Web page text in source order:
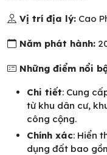
Vị trí địa lý: Cao
Năm phát hành:
Những điểm nổi
Chi tiết: Cung
từ khu dân cư,
công cộng.
Chính xác: Hiển
dụng đất bao